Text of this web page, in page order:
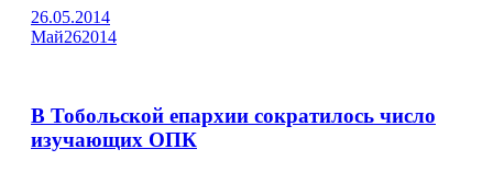
26.05.2014
Май262014
В Тобольской епархии сократилось число
изучающих ОПК